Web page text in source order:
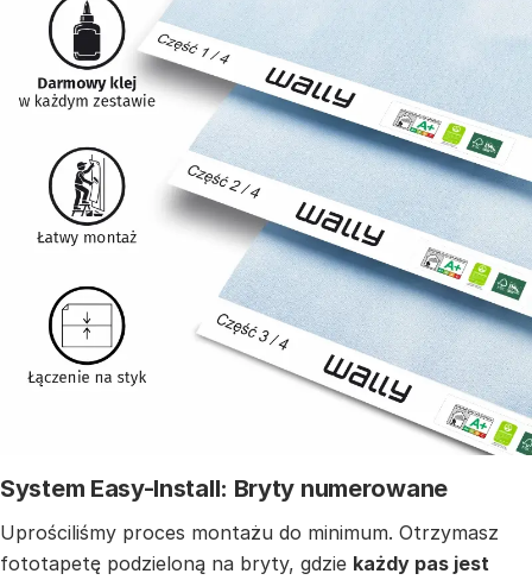
System Easy-Install: Bryty numerowane
Uprościliśmy proces montażu do minimum. Otrzymasz
fototapetę podzieloną na bryty, gdzie każdy pas jest